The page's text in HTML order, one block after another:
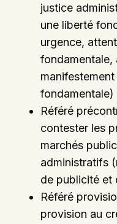
justice
une liberté
urgence,
fondamentale,
fondamentale)
Référé
contester les
marchés
administratifs
de publicité et
Référé
provision au